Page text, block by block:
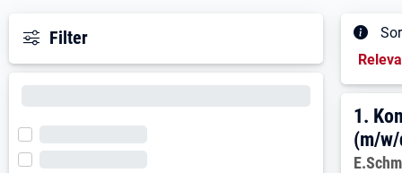
Filter
1.
1.
(m/